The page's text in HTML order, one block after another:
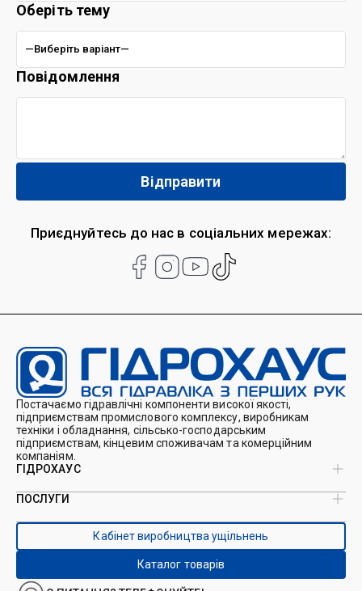
Приєднуйтесь до нас в соціальних мережах:
Оберіть тему
Повідомлення
Постачаємо гідравлічні компоненти високої якості,
підприємствам промислового комплексу, виробникам
техніки і обладнання, сільсько-господарським
підприємствам, кінцевим споживачам та комерційним
компаніям.
ГІДРОХАУС
Про нас
Каталоги
Контакти
ПОСЛУГИ
Виробництво ущільнень
Виробництво гідроциліндрів
Ремонт гідроциліндрів
Ремонт і виготовлення РВТ
Кабінет виробництва ущільнень
Каталог товарів